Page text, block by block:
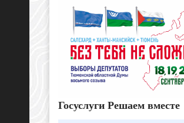
Госуслуги Решаем вместе